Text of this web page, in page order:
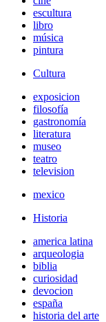
escultura
libro
música
pintura
Cultura
exposicion
filosofía
gastronomía
literatura
museo
teatro
television
mexico
Historia
america latina
arqueologia
biblia
curiosidad
devocion
españa
historia del arte